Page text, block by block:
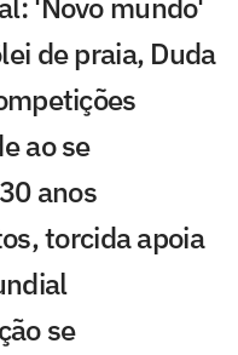
'Novo mundo'
de praia, Duda
ao se
anos
torcida apoia
se